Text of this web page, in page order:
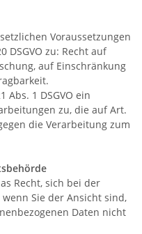
Voraussetzungen
DSGVO zu: Recht auf
auf Einschränkung
1 DSGVO ein
zu, die auf Art.
die Verarbeitung zum
Recht, sich bei der
Sie der Ansicht sind,
Daten nicht